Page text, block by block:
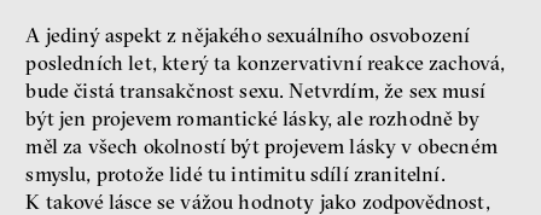
A jediný aspekt z nějakého sexuálního osvobození
posledních let, který ta konzervativní reakce zachová,
bude čistá transakčnost sexu. Netvrdím, že sex musí
být jen projevem romantické lásky, ale rozhodně by
měl za všech okolností být projevem lásky v obecném
smyslu, protože lidé tu intimitu sdílí zranitelní.
K takové lásce se vážou hodnoty jako zodpovědnost,